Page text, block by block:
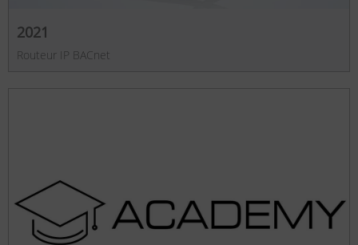
2021
Routeur IP BACnet